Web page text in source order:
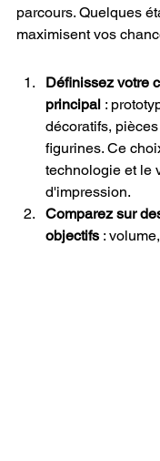
parcours. Quelques
maximisent vos
Définissez votre
principal :
décoratifs,
figurines. Ce
technologie et le
d'impression.
Comparez sur
objectifs :